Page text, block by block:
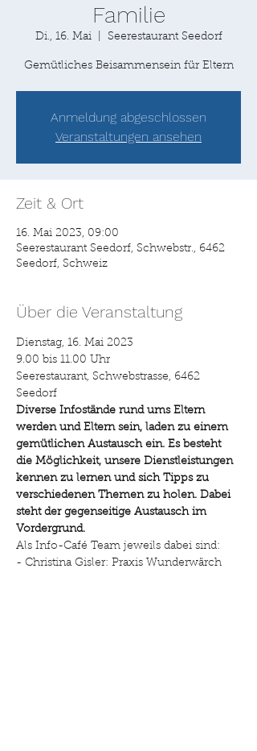
Familie
Di., 16. Mai
  |
Seerestaurant Seedorf
Gemütliches Beisammensein für Eltern
Anmeldung abgeschlossen
Veranstaltungen ansehen
Zeit & Ort
16. Mai 2023, 09:00
Seerestaurant Seedorf, Schwebstr., 6462
Seedorf, Schweiz
Über die Veranstaltung
Dienstag, 16. Mai 2023
9.00 bis 11.00 Uhr
Seerestaurant, Schwebstrasse, 6462
Seedorf
Diverse Infostände rund ums Eltern
werden und Eltern sein, laden zu einem
gemütlichen Austausch ein. Es besteht
die Möglichkeit, unsere Dienstleistungen
kennen zu lernen und sich Tipps zu
verschiedenen Themen zu holen. Dabei
steht der gegenseitige Austausch im
Vordergrund.
Als Info-Café Team jeweils dabei sind:
- Christina Gisler: Praxis Wunderwärch